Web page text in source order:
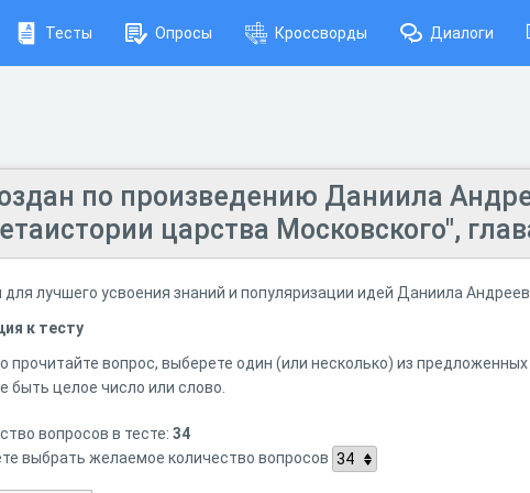
Тесты Опросы Кроссворды Диалоги
по произведению Даниила
царства Московского",
для лучшего усвоения знаний и популяризации идей Даниила
к тесту
прочитайте вопрос, выберете один (или несколько) из
быть целое число или слово.
вопросов в тесте: 34
выбрать желаемое количество вопросов